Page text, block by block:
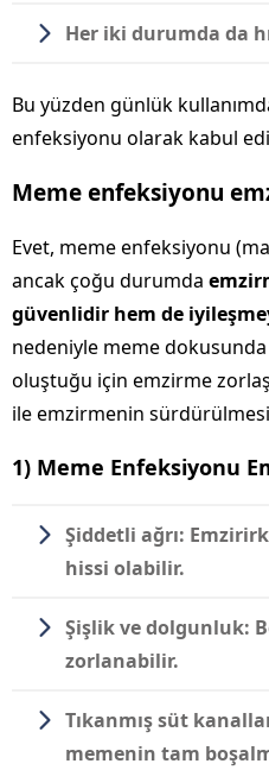
Her iki durumda da
Bu yüzden günlük
enfeksiyonu olarak kabul
Meme enfeksiyonu
Evet, meme enfeksiyonu
ancak çoğu durumda
güvenlidir hem de
nedeniyle meme
oluştuğu için emzirme
ile emzirmenin
1) Meme Enfeksiyonu
Şiddetli ağrı:
hissi olabilir.
Şişlik ve dolgunluk:
zorlanabilir.
Tıkanmış süt
memenin tam